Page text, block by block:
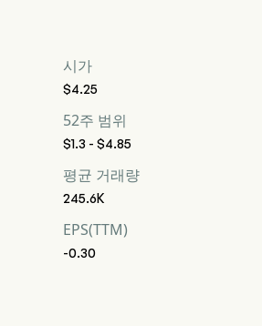
시가
$4.25
52주 범위
$1.3 - $4.85
평균 거래량
245.6K
EPS(TTM)
-0.30